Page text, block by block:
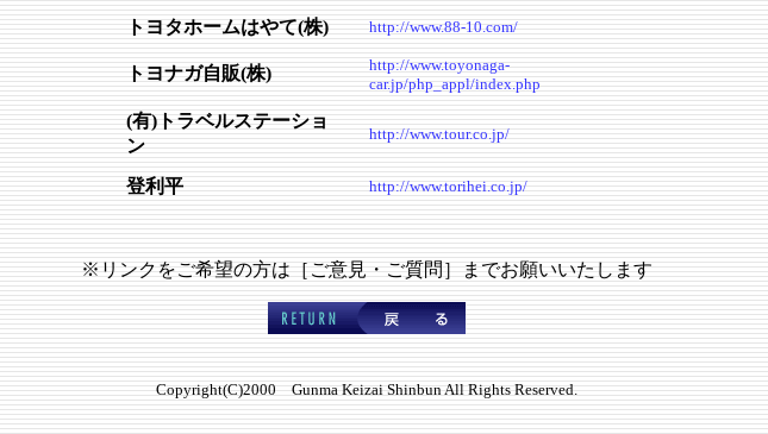
トヨタホームはやて(株) http://www.88-10.com/
トヨナガ自販(株)
http://www.toyonaga-
car.jp/php_appl/index.php
(有)トラベルステーショ
ン
http://www.tour.co.jp/
登利平 http://www.torihei.co.jp/
※リンクをご希望の方は［ご意見・ご質問］までお願いいたします
Copyright(C)2000 Gunma Keizai Shinbun All Rights Reserved.